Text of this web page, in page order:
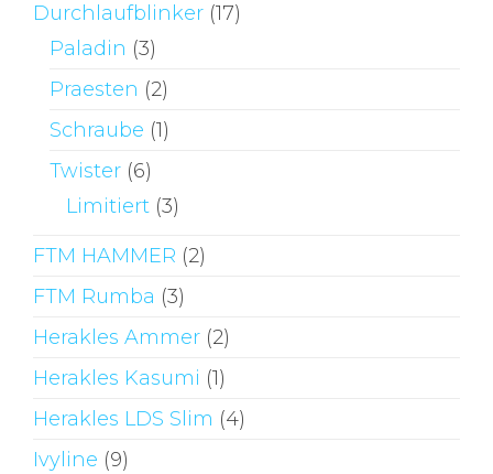
Durchlaufblinker (17)
Paladin (3)
Praesten (2)
Schraube (1)
Twister (6)
Limitiert (3)
FTM HAMMER (2)
FTM Rumba (3)
Herakles Ammer (2)
Herakles Kasumi (1)
Herakles LDS Slim (4)
Ivyline (9)